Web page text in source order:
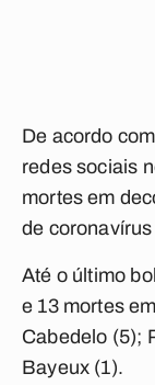
De acordo
redes sociais
mortes em
de
Até o último
e 13 mortes
Cabedelo (5);
Bayeux (1).